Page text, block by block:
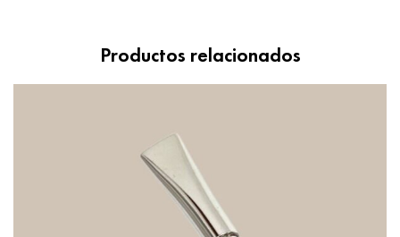
Productos relacionados